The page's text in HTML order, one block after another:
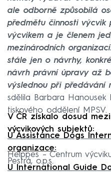
ale odborně způsobilá
předmětu činnosti výcvik
výcvikem a je členem
mezinárodních
stále jen o návrhy,
návrh právní úpravy až
výslednou při předávání
sdělila Barbara Hanousek
tiskového oddělení MPSV.
V ČR získalo dosud
výcvikových subjektů:
U Assistance Dogs
organizace:
Helppes – Centrum
Pestrá, o.p.s.
U International Guide